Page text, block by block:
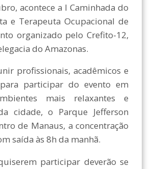
acontece a I Caminhada do
e Terapeuta Ocupacional de
organizado pelo Crefito-12,
do Amazonas.
profissionais, acadêmicos e
participar do evento em
mais relaxantes e
cidade, o Parque Jefferson
de Manaus, a concentração
saída às 8h da manhã.
participar deverão se